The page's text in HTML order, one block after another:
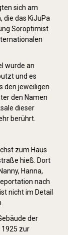
sich am
die das KiJuPa
Soroptimist
wurde an
und es
den jeweiligen
den Namen
dieser
berührt.
zum Haus
hieß. Dort
Hanna,
nach
nicht im Detail
der
1925 zur